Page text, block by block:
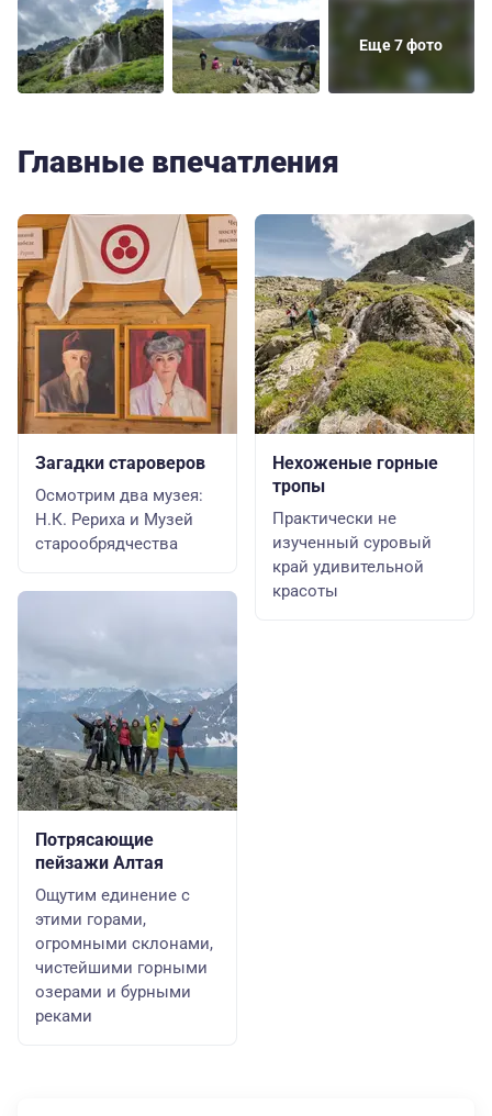
Еще 7 фото
Главные впечатления
Загадки староверов
Осмотрим два музея:
Н.К. Рериха и Музей
старообрядчества
Потрясающие
пейзажи Алтая
Ощутим единение с
этими горами,
огромными склонами,
чистейшими горными
озерами и бурными
реками
Нехоженые горные
тропы
Практически не
изученный суровый
край удивительной
красоты